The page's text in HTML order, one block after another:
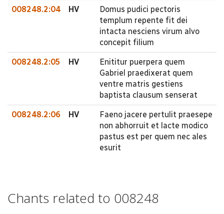
008248.2:04 HV
Domus pudici pectoris
templum repente fit dei
intacta nesciens virum alvo
concepit filium
008248.2:05 HV
Enititur puerpera quem
Gabriel praedixerat quem
ventre matris gestiens
baptista clausum senserat
008248.2:06 HV
Faeno jacere pertulit praesepe
non abhorruit et lacte modico
pastus est per quem nec ales
esurit
Chants related to 008248